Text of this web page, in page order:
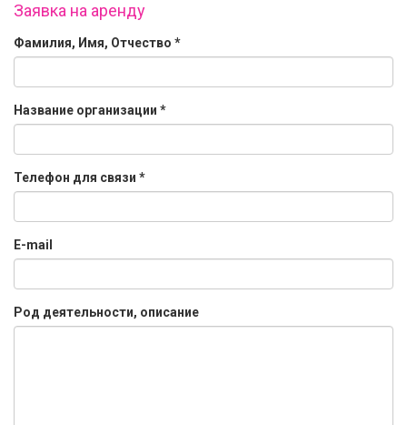
Заявка на аренду
Фамилия, Имя, Отчество *
Название организации *
Телефон для связи *
E-mail
Род деятельности, описание